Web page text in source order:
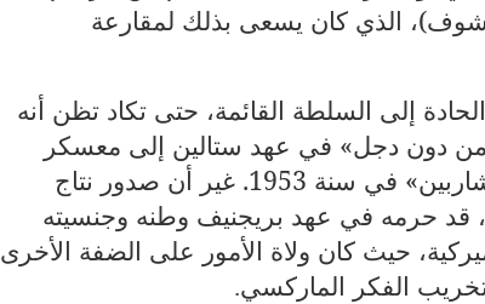
الذي كان يسعى بذلك لمقارعة
إلى السلطة القائمة، حتى تكاد تظن أنه
دون دجل» في عهد ستالين إلى معسكر
الاعتقال، الذي لم يخرج منه إلا بعد وفاة «ذي الشاربين» في سنة 1953. غير أن صدور نتاج
قد حرمه في عهد بريجنيف وطنه وجنسيته
الأميركية، حيث كان ولاة الأمور على الضفة الأخرى
الفكر الماركسي.